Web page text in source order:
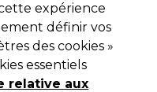
lissants qui rendent les
et à maîtriser.
expérience
définir vos
des cookies »
essentiels
relative aux